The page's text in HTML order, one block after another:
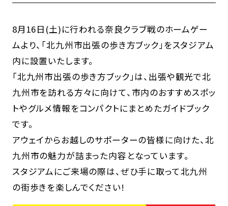
8月16日(土)に行われる奈良クラブ戦のホームゲー
ムより、「北九州市出張の歩き方ブック」をスタジアム
内に設置いたします。
「北九州市出張の歩き方ブック」は、出張や観光で北
九州市を訪れる方々に向けて、市内のおすすめスポッ
トやグルメ情報をコンパクトにまとめたガイドブック
です。
アウェイからお越しのサポーターの皆様に向けた、北
九州市の魅力が詰まった内容となっています。
スタジアムにご来場の際は、ぜひ手に取って北九州
の街歩きを楽しんでください!